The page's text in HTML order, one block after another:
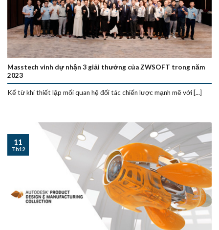
Masstech vinh dự nhận 3 giải thưởng của ZWSOFT trong năm
2023
Kể từ khi thiết lập mối quan hệ đối tác chiến lược mạnh mẽ với [...]
11
Th12